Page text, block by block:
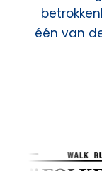
één van